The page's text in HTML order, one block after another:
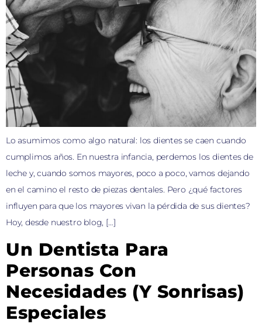
Lo asumimos como algo natural: los dientes se caen cuando
cumplimos años. En nuestra infancia, perdemos los dientes de
leche y, cuando somos mayores, poco a poco, vamos dejando
en el camino el resto de piezas dentales. Pero ¿qué factores
influyen para que los mayores vivan la pérdida de sus dientes?
Hoy, desde nuestro blog, […]
Un Dentista Para
Personas Con
Necesidades (y Sonrisas)
Especiales